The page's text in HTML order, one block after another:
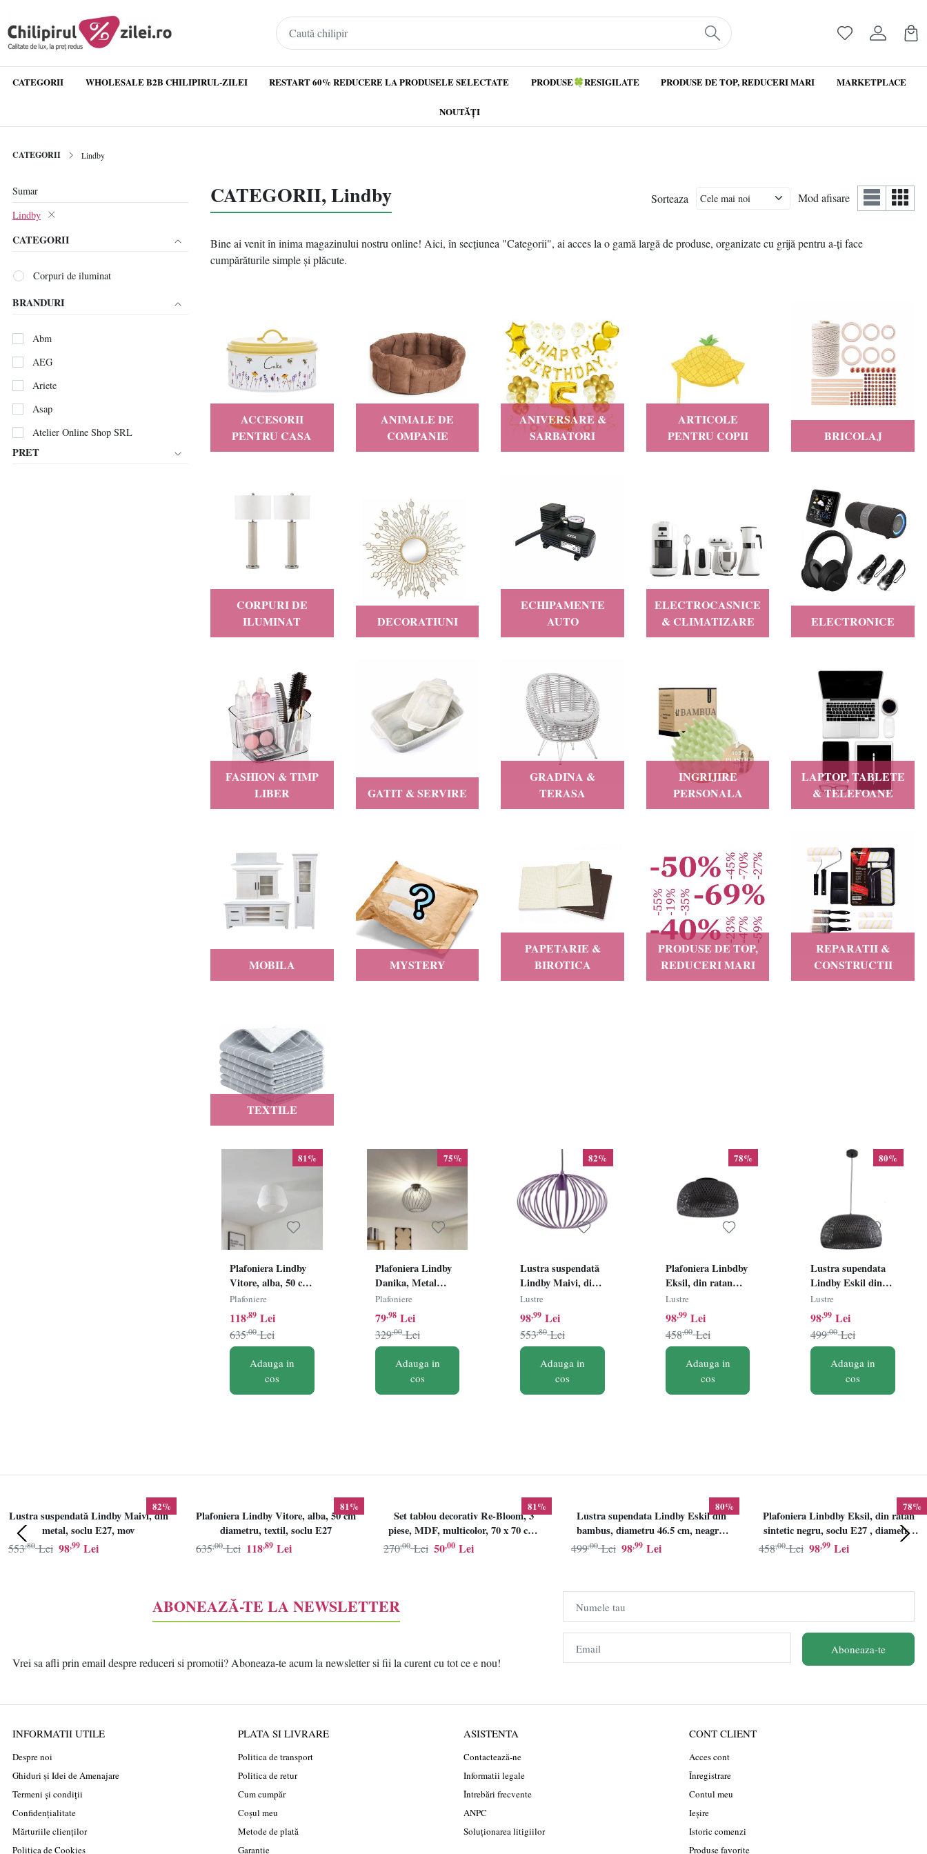
CATEGORII WHOLESALE B2B CHILIPIRUL-ZILEI RESTART 60% REDUCERE LA PRODUSELE SELECTATE PRODUSE🍀RESIGILATE PRODUSE DE TOP, REDUCERI MARI MARKETPLACE
NOUTĂȚI
CATEGORII Lindby
Sumar
Lindby
CATEGORII
Corpuri de iluminat
BRANDURI
Abm
AEG
Ariete
Asap
Atelier Online Shop SRL
BUNDLEPRO
PRET
CATEGORII, Lindby Sorteaza Mod afisare
Bine ai venit în inima magazinului nostru online! Aici, în secțiunea "Categorii", ai acces la o gamă largă de produse, organizate cu grijă pentru a-ți face
cumpărăturile simple și plăcute.
ACCESORII
PENTRU CASA
ANIMALE DE
COMPANIE
ANIVERSARE &
SARBATORI
ARTICOLE
PENTRU COPII
BRICOLAJ
CORPURI DE
ILUMINAT
DECORATIUNI
ECHIPAMENTE
AUTO
ELECTROCASNICE
& CLIMATIZARE
ELECTRONICE
FASHION & TIMP
LIBER
GATIT & SERVIRE
GRADINA &
TERASA
INGRIJIRE
PERSONALA
LAPTOP, TABLETE
& TELEFOANE
MOBILA MYSTERY
PAPETARIE &
BIROTICA
PRODUSE DE TOP,
REDUCERI MARI
REPARATII &
CONSTRUCTII
TEXTILE
81%
Plafoniera Lindby
Vitore, alba, 50 cm
diametru, textil,
soclu E27
Plafoniere
118,89 Lei
635,00 Lei
Adauga in
cos
75%
Plafoniera Lindby
Danika, Metal
Negru, Design
Industrial Tip
Colivie, Soclu E27,
Diametru 40cm
Plafoniere
79,98 Lei
329,00 Lei
Adauga in
cos
82%
Lustra suspendată
Lindby Maivi, din
metal, soclu E27,
mov
Lustre
98,99 Lei
553,80 Lei
Adauga in
cos
78%
Plafoniera Linbdby
Eksil, din ratan
sintetic negru, soclu
E27 , diametru
46.5cm, LINDBY
Lustre
98,99 Lei
458,00 Lei
Adauga in
cos
80%
Lustra supendata
Lindby Eskil din
bambus, diametru
46.5 cm, neagra,
E27
Lustre
98,99 Lei
499,00 Lei
Adauga in
cos
82%
Lustra suspendată Lindby Maivi, din
metal, soclu E27, mov
98,99 Lei
553,80 Lei
81%
Plafoniera Lindby Vitore, alba, 50 cm
diametru, textil, soclu E27
118,89 Lei
635,00 Lei
81%
Set tablou decorativ Re-Bloom, 3
piese, MDF, multicolor, 70 x 70 cm,
Resigilat, Grad B
50,00 Lei
270,00 Lei
80%
Lustra supendata Lindby Eskil din
bambus, diametru 46.5 cm, neagra,
E27
98,99 Lei
499,00 Lei
78%
Plafoniera Linbdby Eksil, din ratan
sintetic negru, soclu E27 , diametru
46.5cm, LINDBY
98,99 Lei
458,00 Lei
ABONEAZĂ-TE LA NEWSLETTER
Vrei sa afli prin email despre reduceri si promotii? Aboneaza-te acum la newsletter si fii la curent cu tot ce e nou!
Numele tau
Email Aboneaza-te
INFORMATII UTILE
Despre noi
Ghiduri și Idei de Amenajare
Termeni și condiții
Confidențialitate
Mărturiile clienților
Politica de Cookies
PLATA SI LIVRARE
Politica de transport
Politica de retur
Cum cumpăr
Coșul meu
Metode de plată
Garanție
ASISTENTA
Contactează-ne
Informatii legale
Întrebări frecvente
ANPC
Soluționarea litigiilor
CONT CLIENT
Acces cont
Înregistrare
Contul meu
Ieșire
Istoric comenzi
Produse favorite